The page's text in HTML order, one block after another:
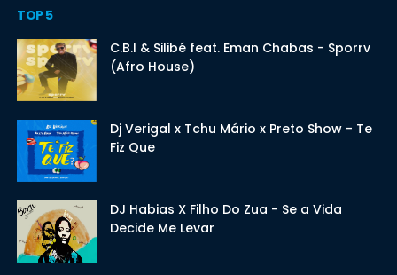
TOP 5
C.B.I & Silibé feat. Eman Chabas - Sporrv
(Afro House)
Dj Verigal x Tchu Mário x Preto Show - Te
Fiz Que
DJ Habias X Filho Do Zua - Se a Vida
Decide Me Levar